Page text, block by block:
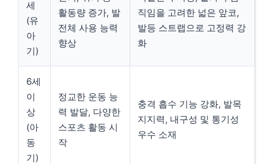
세
(유
아
기)
활동량 증가, 발
전체 사용 능력
향상
직임을 고려한 넓은 앞코,
발등 스트랩으로 고정력 강
화
6세
이
상
(아
동
기)
정교한 운동 능
력 발달, 다양한
스포츠 활동 시
작
충격 흡수 기능 강화, 발목
지지력, 내구성 및 통기성
우수 소재